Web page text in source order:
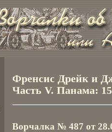
Френсис Дрейк и
Часть V. Панама:
Ворчалка № 487 от